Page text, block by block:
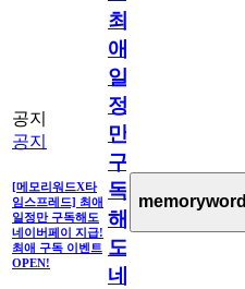
공지
공지
[메모리워드X타
임스프레드] 최애
일정만 구독해도
네이버페이 지급!
최애 구독 이벤트
OPEN!
최
애
일
정
만
구
독
해
도
네
memoryword